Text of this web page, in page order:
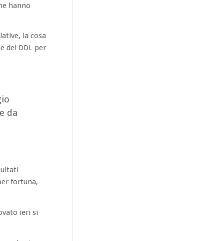
hanno
la cosa
del DDL per
da
fortuna,
ieri si